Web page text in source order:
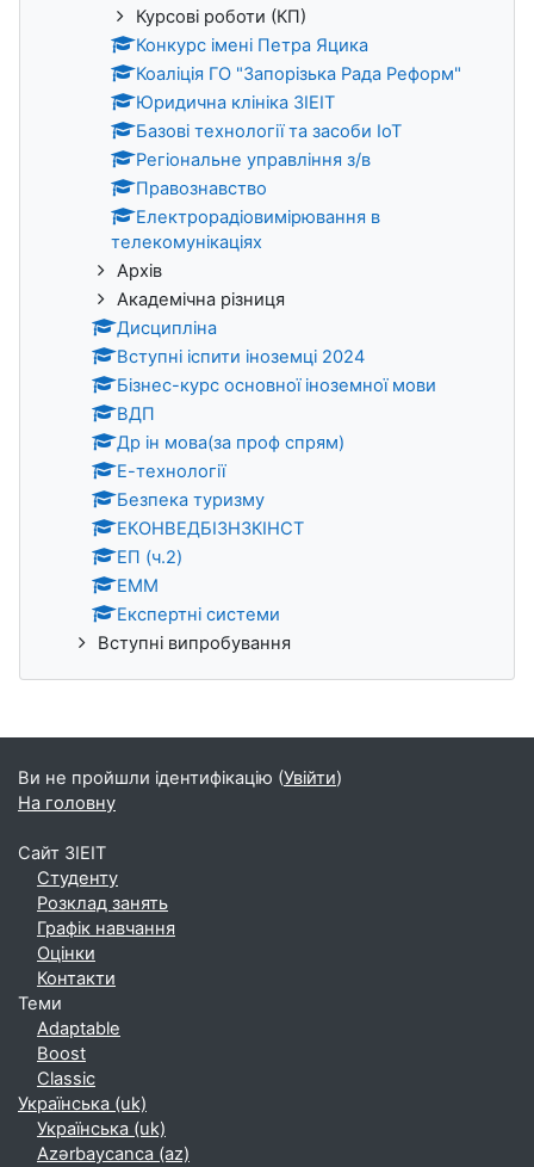
Курсові роботи (КП)
Конкурс імені Петра Яцика
Коаліція ГО "Запорізька Рада Реформ"
Юридична клініка ЗІЕІТ
Базові технології та засоби ІоТ
Регіональне управління з/в
Правознавство
Електрорадіовимірювання в
телекомунікаціях
Архів
Академічна різниця
Дисципліна
Вступні іспити іноземці 2024
Бізнес-курс основної іноземної мови
ВДП
Др ін мова(за проф спрям)
Е-технології
Безпека туризму
ЕКОНВЕДБІЗН3КІНСТ
ЕП (ч.2)
ЕММ
Експертні системи
Вступні випробування
Ви не пройшли ідентифікацію (Увійти)
На головну
Сайт ЗІЕІТ
Студенту
Розклад занять
Графік навчання
Оцінки
Контакти
Теми
Adaptable
Boost
Classic
Українська ‎(uk)‎
Українська ‎(uk)‎
Azərbaycanca ‎(az)‎